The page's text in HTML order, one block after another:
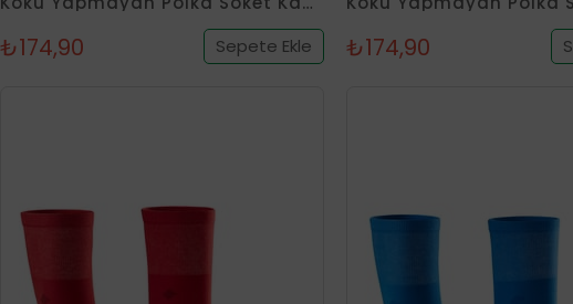
₺174,90 Sepete Ekle ₺174,90
Tükendi